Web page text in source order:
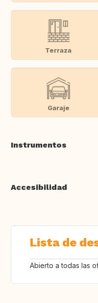
Terraza
Garaje
Instrumentos
Accesibilidad
Lista de
Abierto a todas las